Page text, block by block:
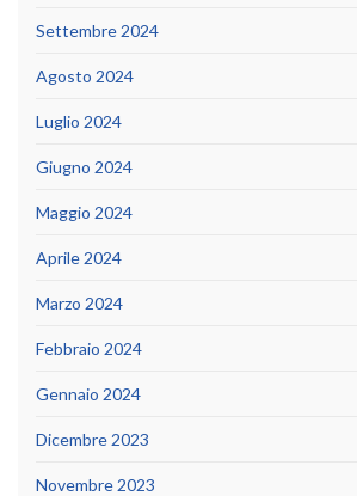
Settembre 2024
Agosto 2024
Luglio 2024
Giugno 2024
Maggio 2024
Aprile 2024
Marzo 2024
Febbraio 2024
Gennaio 2024
Dicembre 2023
Novembre 2023